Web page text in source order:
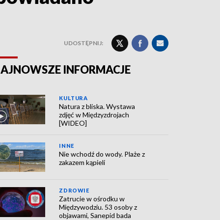
UDOSTĘPNIJ:
INFORMACJE
KULTURA
Natura z bliska. Wystawa
zdjęć w Międzyzdrojach
[WIDEO]
INNE
Nie wchodź do wody. Plaże z
zakazem kąpieli
ZDROWIE
Zatrucie w ośrodku w
Międzywodziu. 53 osoby z
objawami, Sanepid bada